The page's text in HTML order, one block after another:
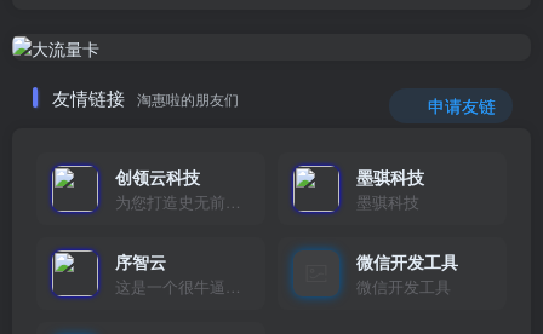
友情链接 淘惠啦的朋友们 申请友链
创领云科技
为您打造史无前例的应用产品带您认识新时代产品的创新
墨骐科技
墨骐科技
序智云
这是一个很牛逼的开发者，要开发找他准行！
微信开发工具
微信开发工具